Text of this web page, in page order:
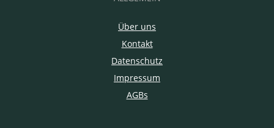
Über uns
Kontakt
Datenschutz
Impressum
AGBs